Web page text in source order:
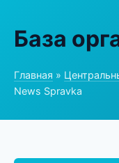
База
Главная »
News Spravka